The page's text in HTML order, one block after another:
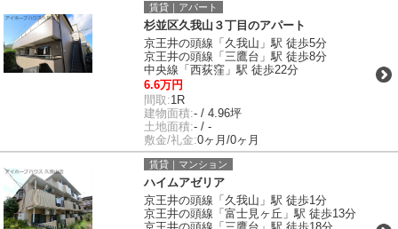
賃貸｜アパート
杉並区久我山３丁目のアパート
京王井の頭線「久我山」駅 徒歩5分
京王井の頭線「三鷹台」駅 徒歩8分
中央線「西荻窪」駅 徒歩22分
6.6万円
間取:1R
建物面積:- / 4.96坪
土地面積:- / -
敷金/礼金:0ヶ月/0ヶ月
賃貸｜マンション
ハイムアゼリア
京王井の頭線「久我山」駅 徒歩1分
京王井の頭線「富士見ヶ丘」駅 徒歩13分